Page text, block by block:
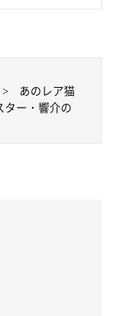
あのレア猫
ター・響介の